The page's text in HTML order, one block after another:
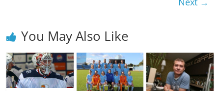
You May Also Like